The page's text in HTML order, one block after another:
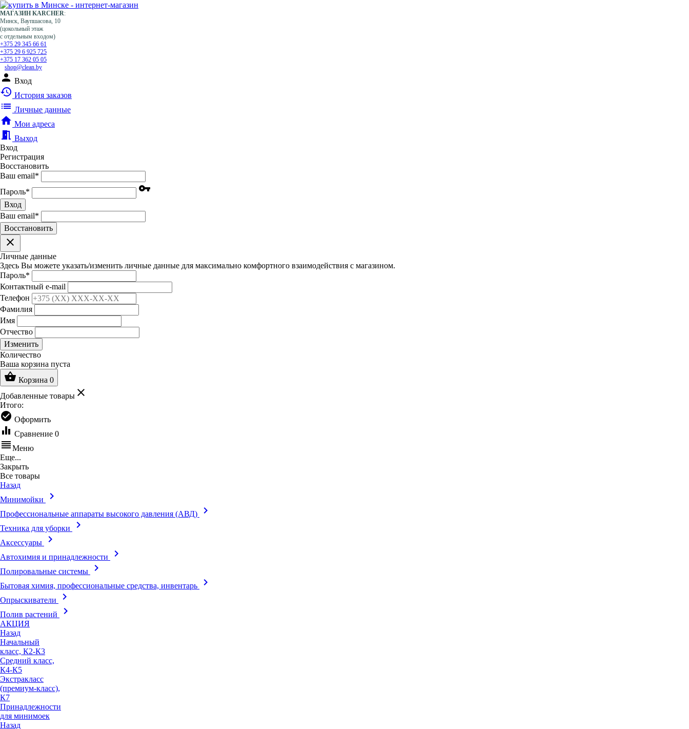
МАГАЗИН KARCHER:
Минск, Ваупшасова, 10
(цокольный этаж
с отдельным входом)
+375 29 345 66 61
+375 29 6 925 725
+375 17 362 05 05
shop@clean.by
person Вход
history История заказов
list Личные данные
home Мои адреса
meeting_room Выход
Вход
Регистрация
Восстановить
Ваш email*
Пароль* vpn_key
Вход
Ваш email*
Воcстановить
clear
Личные данные
Здесь Вы можете указать/изменить личные данные для максимально комфортного взаимодействия с магазином.
Пароль*
Контактный e-mail
Телефон
Фамилия
Имя
Отчество
Изменить
Количество
Ваша корзина пуста
shopping_basket Корзина 0
Добавленные товары clear
Итого:
check_circle Оформить
equalizer Сравнение 0
reorderМеню
Еще...
Закрыть
Все товары
Назад
Минимойки
keyboard_arrow_right
Профессиональные аппараты высокого давления (АВД) keyboard_arrow_right
Техника для уборки keyboard_arrow_right
Аксессуары keyboard_arrow_right
Автохимия и принадлежности keyboard_arrow_right
Полировальные системы keyboard_arrow_right
Бытовая химия, профессиональные средства, инвентарь keyboard_arrow_right
Опрыскиватели keyboard_arrow_right
Полив растений keyboard_arrow_right
АКЦИЯ
Назад
Начальный
класс, К2-К3
Средний класс,
К4-К5
Экстракласс
(премиум-класс),
К7
Принадлежности
для минимоек
Назад